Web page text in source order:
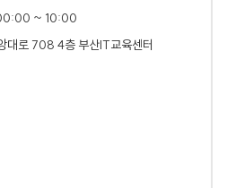
~ 10:00
대로 708 4층 부산IT교육센터